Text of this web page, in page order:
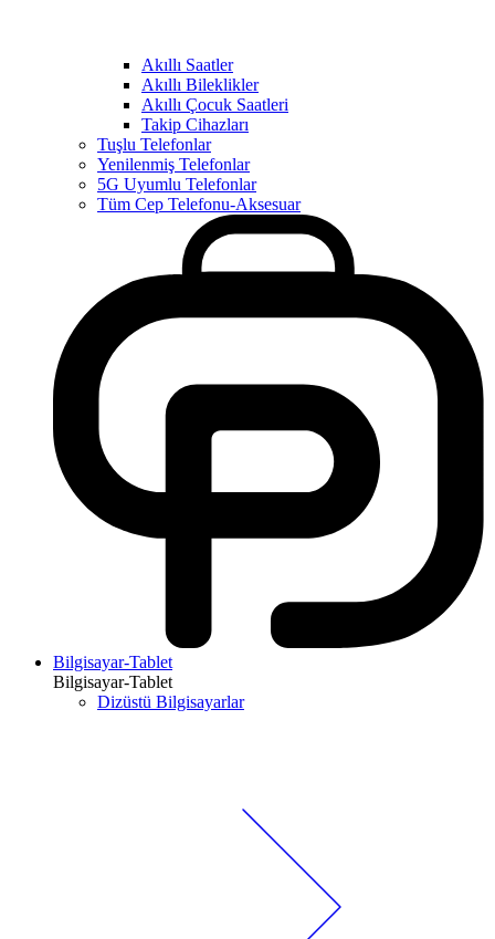
Akıllı Saatler
Akıllı Bileklikler
Akıllı Çocuk Saatleri
Takip Cihazları
Tuşlu Telefonlar
Yenilenmiş Telefonlar
5G Uyumlu Telefonlar
Tüm Cep Telefonu-Aksesuar
Bilgisayar-Tablet
Bilgisayar-Tablet
Dizüstü Bilgisayarlar